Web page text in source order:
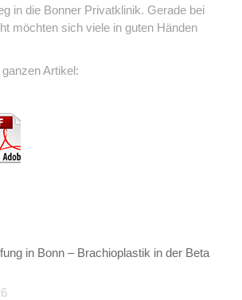
in die Bonner Privatklinik. Gerade bei
möchten sich viele in guten Händen
Artikel:
in Bonn – Brachioplastik in der Beta